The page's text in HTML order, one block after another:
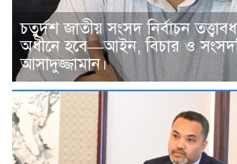
চতুর্দশ জাতীয় সংসদ নির্বাচন
অধীনে হবে—আইন, বিচার ও
আসাদুজ্জামান।